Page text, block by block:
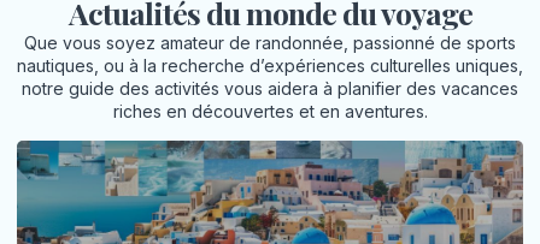
Actualités du monde du voyage
Que vous soyez amateur de randonnée, passionné de sports
nautiques, ou à la recherche d’expériences culturelles uniques,
notre guide des activités vous aidera à planifier des vacances
riches en découvertes et en aventures.